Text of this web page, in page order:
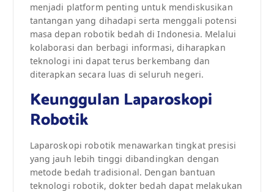
menjadi platform penting untuk mendiskusikan
tantangan yang dihadapi serta menggali potensi
masa depan robotik bedah di Indonesia. Melalui
kolaborasi dan berbagi informasi, diharapkan
teknologi ini dapat terus berkembang dan
diterapkan secara luas di seluruh negeri.
Keunggulan Laparoskopi
Robotik
Laparoskopi robotik menawarkan tingkat presisi
yang jauh lebih tinggi dibandingkan dengan
metode bedah tradisional. Dengan bantuan
teknologi robotik, dokter bedah dapat melakukan